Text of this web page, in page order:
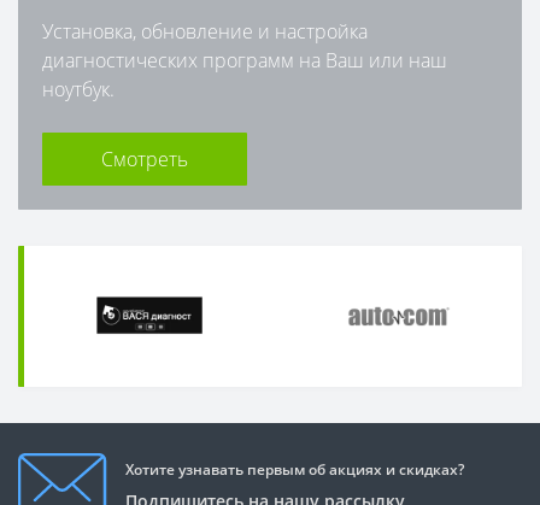
Установка, обновление и настройка
диагностических программ на Ваш или наш
ноутбук.
Смотреть
Хотите узнавать первым об акциях и скидках?